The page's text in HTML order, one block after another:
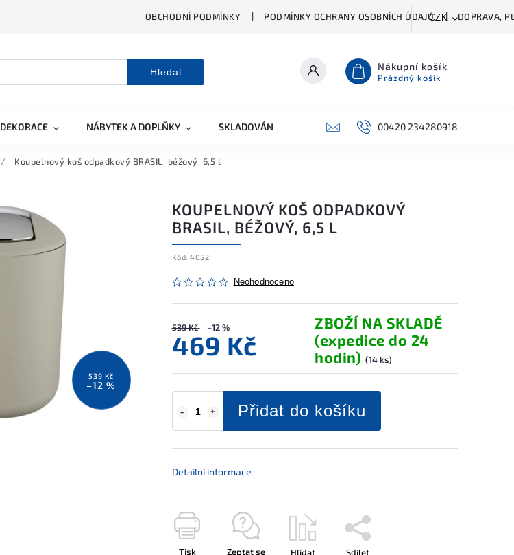
OBCHODNÍ PODMÍNKY PODMÍNKY OCHRANY OSOBNÍCH ÚDAJŮ DOPRAVA,
CZK
Hledat Nákupní košík
Prázdný košík
DEKORACE NÁBYTEK A DOPLŇKY SKLADOVÁNÍ A ČIŠTĚNÍ PŘÍSLUŠENSTVÍ
00420 234280918
/ Koupelnový koš odpadkový BRASIL, béžový, 6,5 l
539 Kč
–12 %
KOUPELNOVÝ KOŠ ODPADKOVÝ
BRASIL, BÉŽOVÝ, 6,5 L
Kód: 4052
Neohodnoceno
539 Kč –12 %
469 Kč
ZBOŽÍ NA SKLADĚ
(expedice do 24
hodin) (14 ks)
Přidat do košíku
Detailní informace
Tisk Zeptat se Hlídat Sdílet